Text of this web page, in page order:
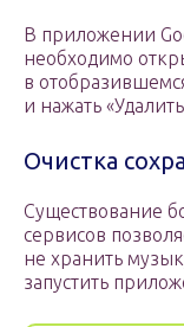
В приложении
необходимо
в
и нажать
Очистка
Существование
сервисов
не хранить
запустить